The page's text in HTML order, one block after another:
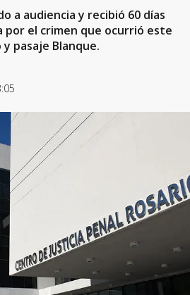
a audiencia y recibió 60 días
el crimen que ocurrió este
pasaje Blanque.